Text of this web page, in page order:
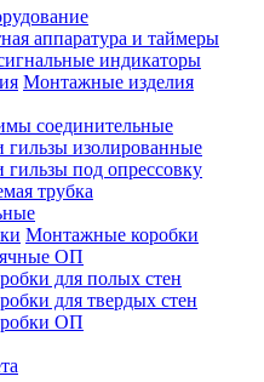
аппаратура и таймеры
индикаторы
Монтажные изделия
соединительные
гильзы изолированные
под опрессовку
трубка
Монтажные коробки
ОП
для полых стен
для твердых стен
ОП